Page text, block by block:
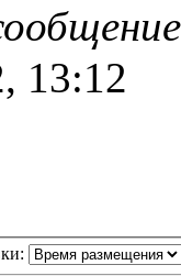
13:12